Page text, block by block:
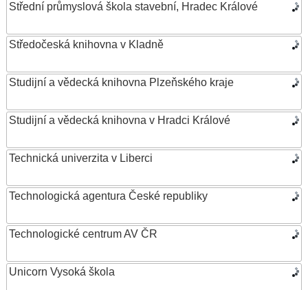
Střední průmyslová škola stavební, Hradec Králové
Středočeská knihovna v Kladně
Studijní a vědecká knihovna Plzeňského kraje
Studijní a vědecká knihovna v Hradci Králové
Technická univerzita v Liberci
Technologická agentura České republiky
Technologické centrum AV ČR
Unicorn Vysoká škola